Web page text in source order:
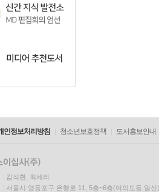
인정보처리방침 청소년보호정책 도서홍보안내
: 김석환, 최세라
: 서울시 영등포구 은행로 11, 5층~6층(여의도동,일신